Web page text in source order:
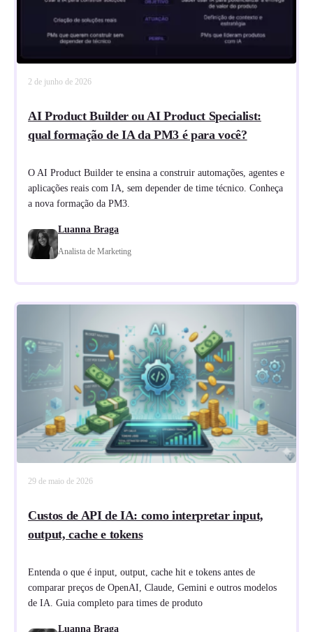
2 de junho de 2026
AI Product Builder ou AI Product Specialist:
qual formação de IA da PM3 é para você?
O AI Product Builder te ensina a construir automações, agentes e
aplicações reais com IA, sem depender de time técnico. Conheça
a nova formação da PM3.
Luanna Braga
Analista de Marketing
29 de maio de 2026
Custos de API de IA: como interpretar input,
output, cache e tokens
Entenda o que é input, output, cache hit e tokens antes de
comparar preços de OpenAI, Claude, Gemini e outros modelos
de IA. Guia completo para times de produto
Luanna Braga